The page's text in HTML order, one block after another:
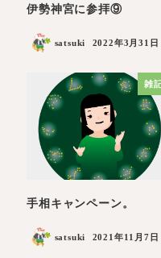
伊勢神宮に参拝⑨
satsuki 2022年3月31日
雑
手相キャンペーン。
satsuki 2021年11月7日